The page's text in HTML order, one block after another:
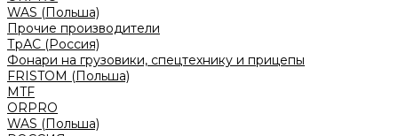
WAS (Польша)
Прочие производители
ТрАС (Россия)
Фонари на грузовики, спецтехнику и прицепы
FRISTOM (Польша)
MTF
ORPRO
WAS (Польша)